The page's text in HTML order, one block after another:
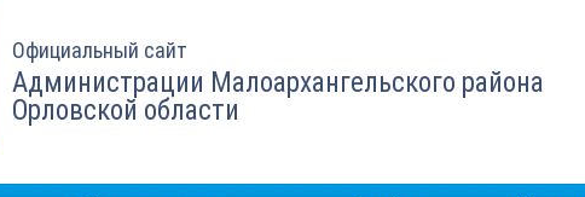
Официальный сайт
Администрации Малоархангельского района
Орловской области